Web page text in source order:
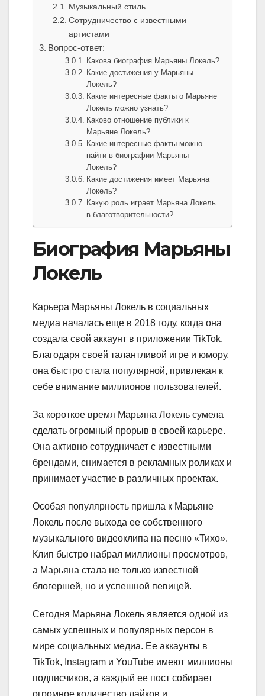
Музыкальный стиль
Сотрудничество с известными
артистами
Вопрос-ответ:
Какова биография Марьяны Локель?
Какие достижения у Марьяны
Локель?
Какие интересные факты о Марьяне
Локель можно узнать?
Каково отношение публики к
Марьяне Локель?
Какие интересные факты можно
найти в биографии Марьяны
Локель?
Какие достижения имеет Марьяна
Локель?
Какую роль играет Марьяна Локель
в благотворительности?
Биография Марьяны
Локель
Карьера Марьяны Локель в социальных
медиа началась еще в 2018 году, когда она
создала свой аккаунт в приложении TikTok.
Благодаря своей талантливой игре и юмору,
она быстро стала популярной, привлекая к
себе внимание миллионов пользователей.
За короткое время Марьяна Локель сумела
сделать огромный прорыв в своей карьере.
Она активно сотрудничает с известными
брендами, снимается в рекламных роликах и
принимает участие в различных проектах.
Особая популярность пришла к Марьяне
Локель после выхода ее собственного
музыкального видеоклипа на песню «Тихо».
Клип быстро набрал миллионы просмотров,
а Марьяна стала не только известной
блогершей, но и успешной певицей.
Сегодня Марьяна Локель является одной из
самых успешных и популярных персон в
мире социальных медиа. Ее аккаунты в
TikTok, Instagram и YouTube имеют миллионы
подписчиков, а каждый ее пост собирает
огромное количество лайков и